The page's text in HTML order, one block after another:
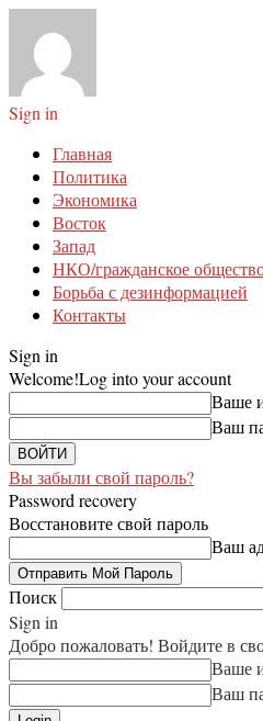
Sign in
Главная
Политика
Экономика
Восток
Запад
НКО/гражданское
Борьба с дезинформацией
Контакты
Sign in
Welcome!Log into your account
Ваше
Ваш
Вы забыли свой пароль?
Password recovery
Восстановите свой пароль
Ваш
Поиск
Sign in
Добро пожаловать! Войдите в
Ваше
Ваш